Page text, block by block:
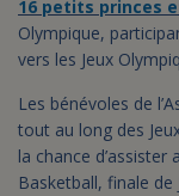
16 petits princes
Olympique,
vers les Jeux
Les bénévoles de
tout au long des
la chance
Basketball, finale